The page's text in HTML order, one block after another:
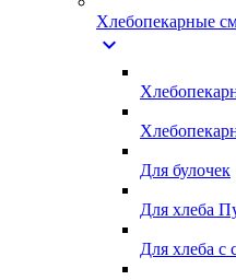
Хлебопекарные
expand_more
Для булочек
Для хлеба
Для хлеба с